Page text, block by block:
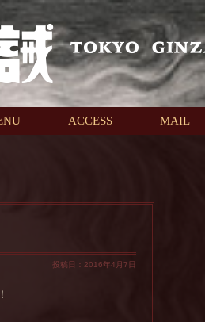
ACCESS MAIL
投稿日：2016年4月7日